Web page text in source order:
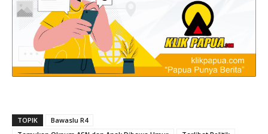
TOPIK
Bawaslu R4